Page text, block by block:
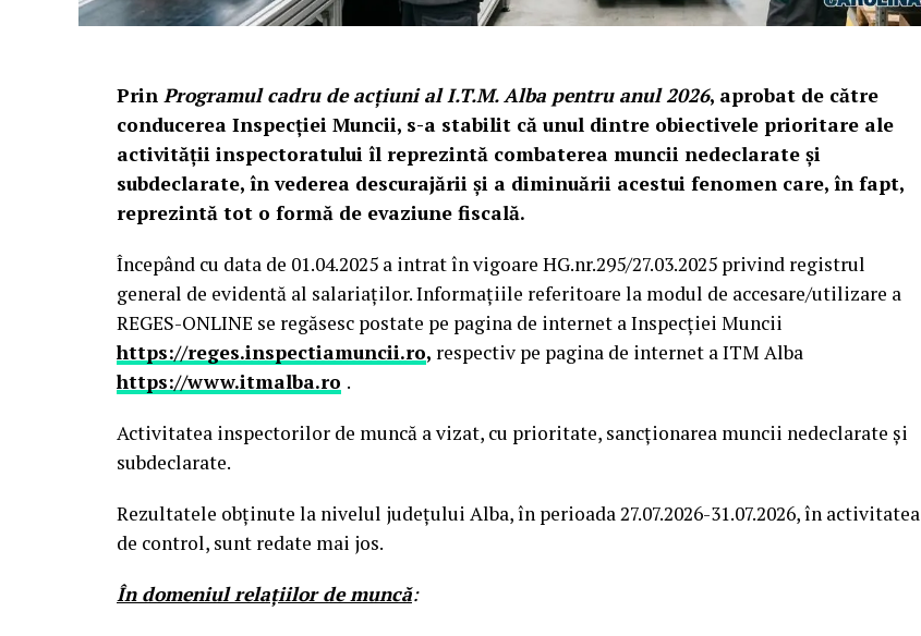
Prin Programul cadru de acțiuni al I.T.M. Alba pentru anul 2026, aprobat de către
conducerea Inspecției Muncii, s-a stabilit că unul dintre obiectivele prioritare ale
activității inspectoratului îl reprezintă combaterea muncii nedeclarate și
subdeclarate, în vederea descurajării și a diminuării acestui fenomen care, în fapt,
reprezintă tot o formă de evaziune fiscală.
Începând cu data de 01.04.2025 a intrat în vigoare HG.nr.295/27.03.2025 privind registrul
general de evidentă al salariaților. Informațiile referitoare la modul de accesare/utilizare a
REGES-ONLINE se regăsesc postate pe pagina de internet a Inspecției Muncii
https://reges.inspectiamuncii.ro, respectiv pe pagina de internet a ITM Alba
https://www.itmalba.ro .
Activitatea inspectorilor de muncă a vizat, cu prioritate, sancționarea muncii nedeclarate și
subdeclarate.
Rezultatele obținute la nivelul județului Alba, în perioada 27.07.2026-31.07.2026, în activitatea
de control, sunt redate mai jos.
În domeniul relaţiilor de muncă: